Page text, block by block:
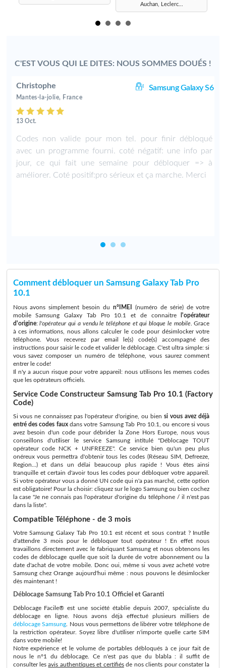
Auchan, Leclerc...
C'EST VOUS QUI LE DITES: NOUS SOMMES DOUÉS !
Christophe Samsung Galaxy S6
Mantes-la-jolie, France
13 Oct.
Codes non valide pour mon tel. pour finir débloqué
avec un programme fourni. coté négatif: une info par
jour, ce qui fait une semaine pour débloquer => à
améliorer. Coté positif:pro sérieux et ça marche. Merci
Comment débloquer un Samsung Galaxy Tab Pro
10.1
Nous avons simplement besoin du n°IMEI
(numéro de série) de votre
mobile Samsung Galaxy Tab Pro 10.1 et de connaitre
l'opérateur
d'origine:l'opérateur qui a vendu le téléphone et qui bloque le mobile. Grace
à ces informations, nous allons calculer le code pour désimlocker votre
téléphone. Vous recevrez par email le(s) code(s) accompagné des
instructions pour saisir le code et valider le déblocage. C'est ultra simple: si
vous savez composer un numéro de téléphone, vous saurez comment
entrer le code!
Il n'y a aucun risque pour votre appareil: nous utilisons les memes codes
que les opérateurs officiels.
Service Code Constructeur Samsung Tab Pro 10.1 (Factory
Code)
Si vous ne connaissez pas l'opérateur d'origine, ou bien si vous avez déjà
entré des codes fauxdans votre Samsung Tab Pro 10.1, ou encore si vous
avez besoin d'un code pour débrider la Zone Hors Europe, nous vous
conseillons d'utiliser le service Samsung intitulé "Déblocage TOUT
opérateur code NCK + UNFREEZE". Ce service bien qu'un peu plus
onéreux vous permettra d'obtenir tous les codes (Réseau SIM, Defreeze,
Region...) et dans un délai beaucoup plus rapide ! Vous êtes ainsi
tranquille et certain d'avoir tous les codes pour débloquer votre appareil.
Si votre opérateur vous a donné UN code qui n'a pas marché, cette option
est obligatoire! Pour la choisir: cliquez sur le logo Samsung ou bien cochez
la case "Je ne connais pas l'opérateur d'origine du téléphone / il n'est pas
dans la liste".
Compatible Téléphone - de 3 mois
Votre Samsung Galaxy Tab Pro 10.1 est récent et sous contrat ? Inutile
d'attendre 3 mois pour le débloquer tout opérateur ! En effet nous
travaillons directement avec le fabriquant Samsung et nous obtenons les
codes de déblocage quelle que soit la durée de votre abonnement ou la
date d'achat de votre mobile. Donc oui, même si vous avez acheté votre
Samsung chez Orange aujourd'hui même : nous pouvons le désimlocker
dès maintenant !
Déblocage Samsung Tab Pro 10.1 Officiel et Garanti
Déblocage Facile® est une société établie depuis 2007, spécialiste du
déblocage en ligne. Nous avons déjà effectué plusieurs milliers de
déblocage Samsung . Nous vous permettons de libérer votre téléphone de
la restriction opérateur. Soyez libre d'utiliser n'importe quelle carte SIM
dans votre mobile!
Notre expérience et le volume de portables débloqués à ce jour fait de
nous le n°1 du déblocage. Ce n'est pas que du blabla : il suffit de
consulter lesavis authentiques et certifiésde nos clients pour constater la